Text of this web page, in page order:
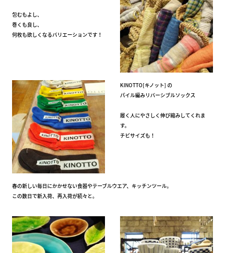
包むもよし、
巻くも良し、
何枚も欲しくなるバリエーションです！
KINOTTO[キノット] の
パイル編みリバーシブルソックス
履く人にやさしく伸び縮みしてくれま
す。
チビサイズも！
春の新しい毎日にかかせない食器やテーブルウエア、キッチンツール。
この数日で新入荷、再入荷が続々と。